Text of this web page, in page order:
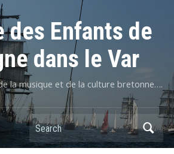
des Enfants de
dans le Var
la musique et de la culture bretonne….